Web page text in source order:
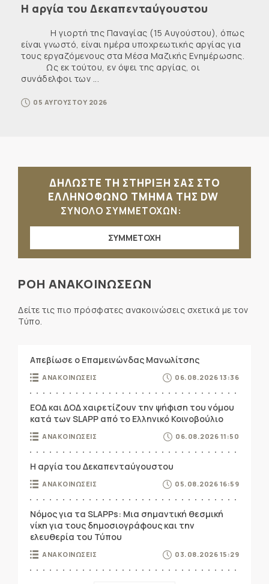
Η αργία του Δεκαπενταύγουστου
Η γιορτή της Παναγίας (15 Αυγούστου), όπως
είναι γνωστό, είναι ημέρα υποχρεωτικής αργίας για
τους εργαζόμενους στα Μέσα Μαζικής Ενημέρωσης.
Ως εκ τούτου, εν όψει της αργίας, οι
συνάδελφοι των ...
05 ΑΥΓΟΥΣΤΟΥ 2026
ΔΗΛΩΣΤΕ ΤΗ ΣΤΗΡΙΞΗ ΣΑΣ ΣΤΟ
ΕΛΛΗΝΟΦΩΝΟ ΤΜΗΜΑ ΤΗΣ DW
ΣΥΝΟΛΟ ΣΥΜΜΕΤΟΧΩΝ:
ΣΥΜΜΕΤΟΧΗ
ΡΟΗ ΑΝΑΚΟΙΝΩΣΕΩΝ
Δείτε τις πιο πρόσφατες ανακοινώσεις σχετικά με τον
Τύπο.
Απεβίωσε ο Επαμεινώνδας Μανωλίτσης
ΑΝΑΚΟΙΝΩΣΕΙΣ 06.08.2026 13:36
ΕΟΔ και ΔΟΔ χαιρετίζουν την ψήφιση του νόμου
κατά των SLAPP από το Ελληνικό Κοινοβούλιο
ΑΝΑΚΟΙΝΩΣΕΙΣ 06.08.2026 11:50
Η αργία του Δεκαπενταύγουστου
ΑΝΑΚΟΙΝΩΣΕΙΣ 05.08.2026 16:59
Νόμος για τα SLAPPs: Μια σημαντική θεσμική
νίκη για τους δημοσιογράφους και την
ελευθερία του Τύπου
ΑΝΑΚΟΙΝΩΣΕΙΣ 03.08.2026 15:29